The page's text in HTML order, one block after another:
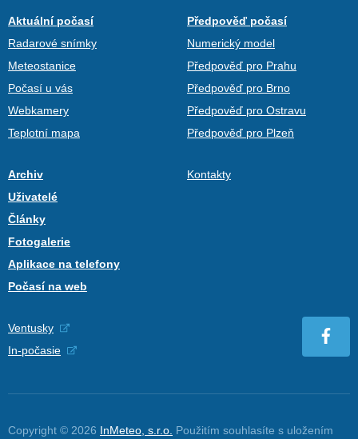
Aktuální počasí
Radarové snímky
Meteostanice
Počasí u vás
Webkamery
Teplotní mapa
Předpověď počasí
Numerický model
Předpověď pro Prahu
Předpověď pro Brno
Předpověď pro Ostravu
Předpověď pro Plzeň
Archiv
Uživatelé
Články
Fotogalerie
Aplikace na telefony
Počasí na web
Kontakty
Ventusky
In-počasie
Copyright © 2026 InMeteo, s.r.o. Použitím souhlasíte s uložením